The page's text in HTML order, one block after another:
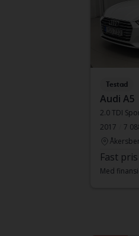
Testad
Audi A5
2.0 TDI
2017
7
Fast pris
Med